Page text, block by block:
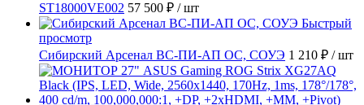
ST18000VE002 57 500 ₽ / шт
Быстрый
просмотр
Сибирский Арсенал ВС-ПИ-АП ОС, СОУЭ 1 210 ₽ / шт